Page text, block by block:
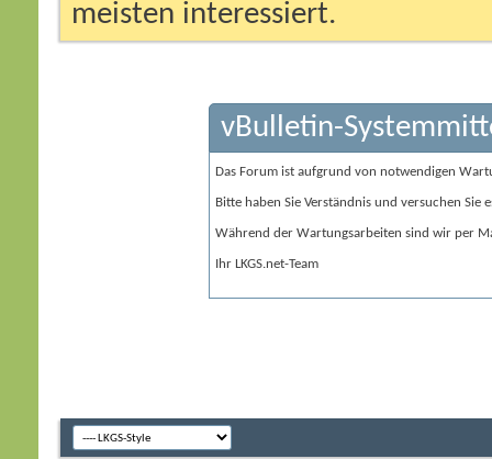
meisten interessiert.
vBulletin-
Das Forum ist aufgrund von notwendigen
Bitte haben Sie Verständnis und versuchen Sie
Während der Wartungsarbeiten sind wir per
Ihr LKGS.net-Team